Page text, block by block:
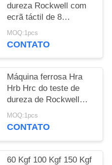
dureza Rockwell com
ecrã táctil de 8
polegadas, capacidade
150kgf
MOQ:1pcs
CONTATO
Máquina ferrosa Hra
Hrb Hrc do teste de
dureza de Rockwell
dos metais não-
ferrosos dos metais
MOQ:1pcs
CONTATO
60 Kgf 100 Kgf 150 Kgf